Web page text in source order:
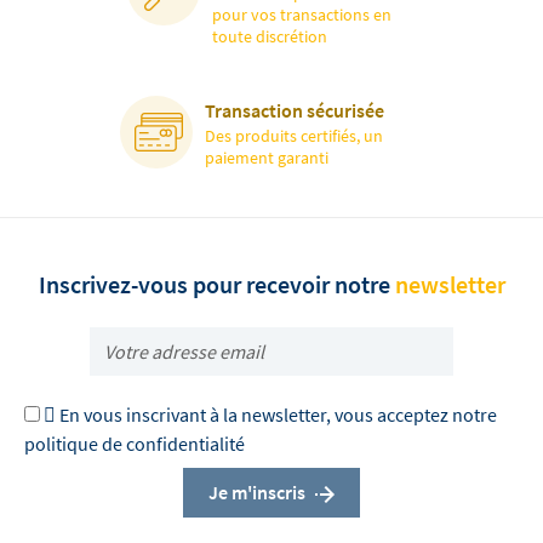
pour vos transactions en
toute discrétion
Transaction sécurisée
Des produits certifiés, un
paiement garanti
Inscrivez-vous pour recevoir notre newsletter
 En vous inscrivant à la newsletter, vous acceptez notre
politique de confidentialité
Je m'inscris